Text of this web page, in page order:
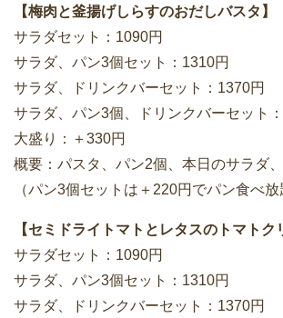
【梅肉と釜揚げしらすのおだしバスタ】
サラダセット：1090円
サラダ、パン3個セット：1310円
サラダ、ドリンクバーセット：1370円
サラダ、パン3個、ドリンクバーセット
大盛り：＋330円
概要：パスタ、パン2個、本日のサラダ
（パン3個セットは＋220円でパン食べ放
【セミドライトマトとレタスのトマトク
サラダセット：1090円
サラダ、パン3個セット：1310円
サラダ、ドリンクバーセット：1370円